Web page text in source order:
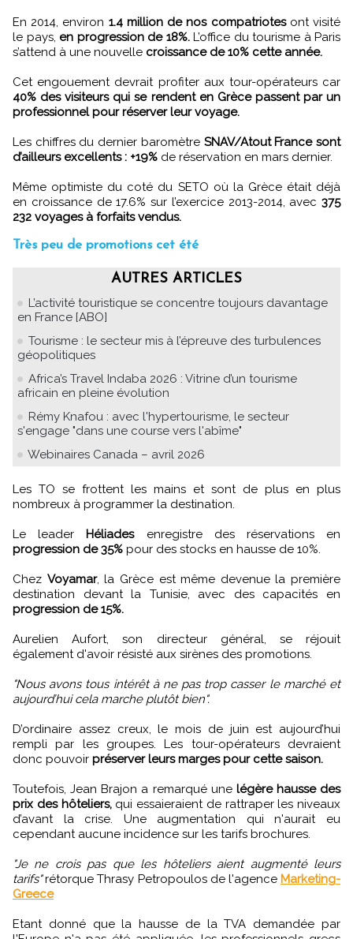
En 2014, environ 1.4 million de nos compatriotesont visité
le pays, en progression de 18%.L’office du tourisme à Paris
s’attend à une nouvelle croissance de 10% cette année.
Cet engouement devrait profiter aux tour-opérateurs car
40% des visiteurs qui se rendent en Grèce passent par un
professionnel pour réserver leur voyage.
Les chiffres du dernier baromètre SNAV/Atout France sont
d’ailleurs excellents : +19% de réservation en mars dernier.
Même optimiste du coté du SETO où la Grèce était déjà
en croissance de 17.6% sur l’exercice 2013-2014, avec 375
232 voyages à forfaits vendus.
Très peu de promotions cet été
AUTRES ARTICLES
L’activité touristique se concentre toujours davantage
en France [ABO]
Tourisme : le secteur mis à l’épreuve des turbulences
géopolitiques
Africa’s Travel Indaba 2026 : Vitrine d’un tourisme
africain en pleine évolution
Rémy Knafou : avec l'hypertourisme, le secteur
s'engage "dans une course vers l'abîme"
Webinaires Canada – avril 2026
Les TO se frottent les mains et sont de plus en plus
nombreux à programmer la destination.
Le leader Héliadesenregistre des réservations en
progression de 35% pour des stocks en hausse de 10%.
Chez Voyamar, la Grèce est même devenue la première
destination devant la Tunisie, avec des capacités en
progression de 15%.
Aurelien Aufort, son directeur général, se réjouit
également d'avoir résisté aux sirènes des promotions.
"Nous avons tous intérêt à ne pas trop casser le marché et
aujourd’hui cela marche plutôt bien".
D’ordinaire assez creux, le mois de juin est aujourd’hui
rempli par les groupes. Les tour-opérateurs devraient
donc pouvoir préserver leurs marges pour cette saison.
Toutefois, Jean Brajon a remarqué une légère hausse des
prix des hôteliers,qui essaieraient de rattraper les niveaux
d’avant la crise. Une augmentation qui n'aurait eu
cependant aucune incidence sur les tarifs brochures.
"Je ne crois pas que les hôteliers aient augmenté leurs
tarifs"rétorque Thrasy Petropoulos de l'agence Marketing-
Greece
Etant donné que la hausse de la TVA demandée par